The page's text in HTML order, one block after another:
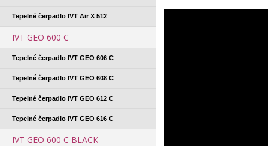
Tepelné čerpadlo IVT Air X 512
IVT GEO 600 C
Tepelné čerpadlo IVT GEO 606 C
Tepelné čerpadlo IVT GEO 608 C
Tepelné čerpadlo IVT GEO 612 C
Tepelné čerpadlo IVT GEO 616 C
IVT GEO 600 C BLACK